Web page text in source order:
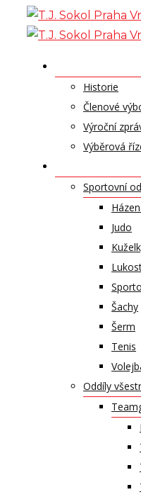
Skip
Historie
Členové
Výroční
Výběrová
Sportovní
Judo
Šachy
Šerm
Tenis
Oddíly